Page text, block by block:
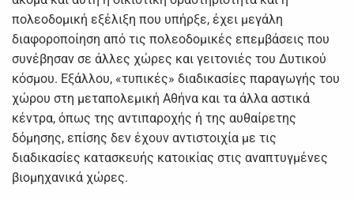
πολεοδομική εξέλιξη που υπήρξε, έχει μεγάλη
διαφοροποίηση από τις πολεοδομικές επεμβάσεις που
συνέβησαν σε άλλες χώρες και γειτονιές του Δυτικού
κόσμου. Εξάλλου, «τυπικές» διαδικασίες παραγωγής του
χώρου στη μεταπολεμική Αθήνα και τα άλλα αστικά
κέντρα, όπως της αντιπαροχής ή της αυθαίρετης
δόμησης, επίσης δεν έχουν αντιστοιχία με τις
διαδικασίες κατασκευής κατοικίας στις αναπτυγμένες
βιομηχανικά χώρες.